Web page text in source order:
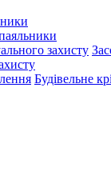
Будівельне